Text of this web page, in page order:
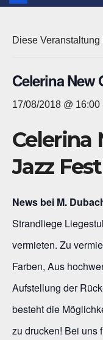
Diese
Celerina New
17/08/2018 @ 16:00
Celerina
Jazz
News bei M.
Strandliege
vermieten. Zu
Farben, Aus
Aufstellung der
besteht die
zu drucken! Bei uns